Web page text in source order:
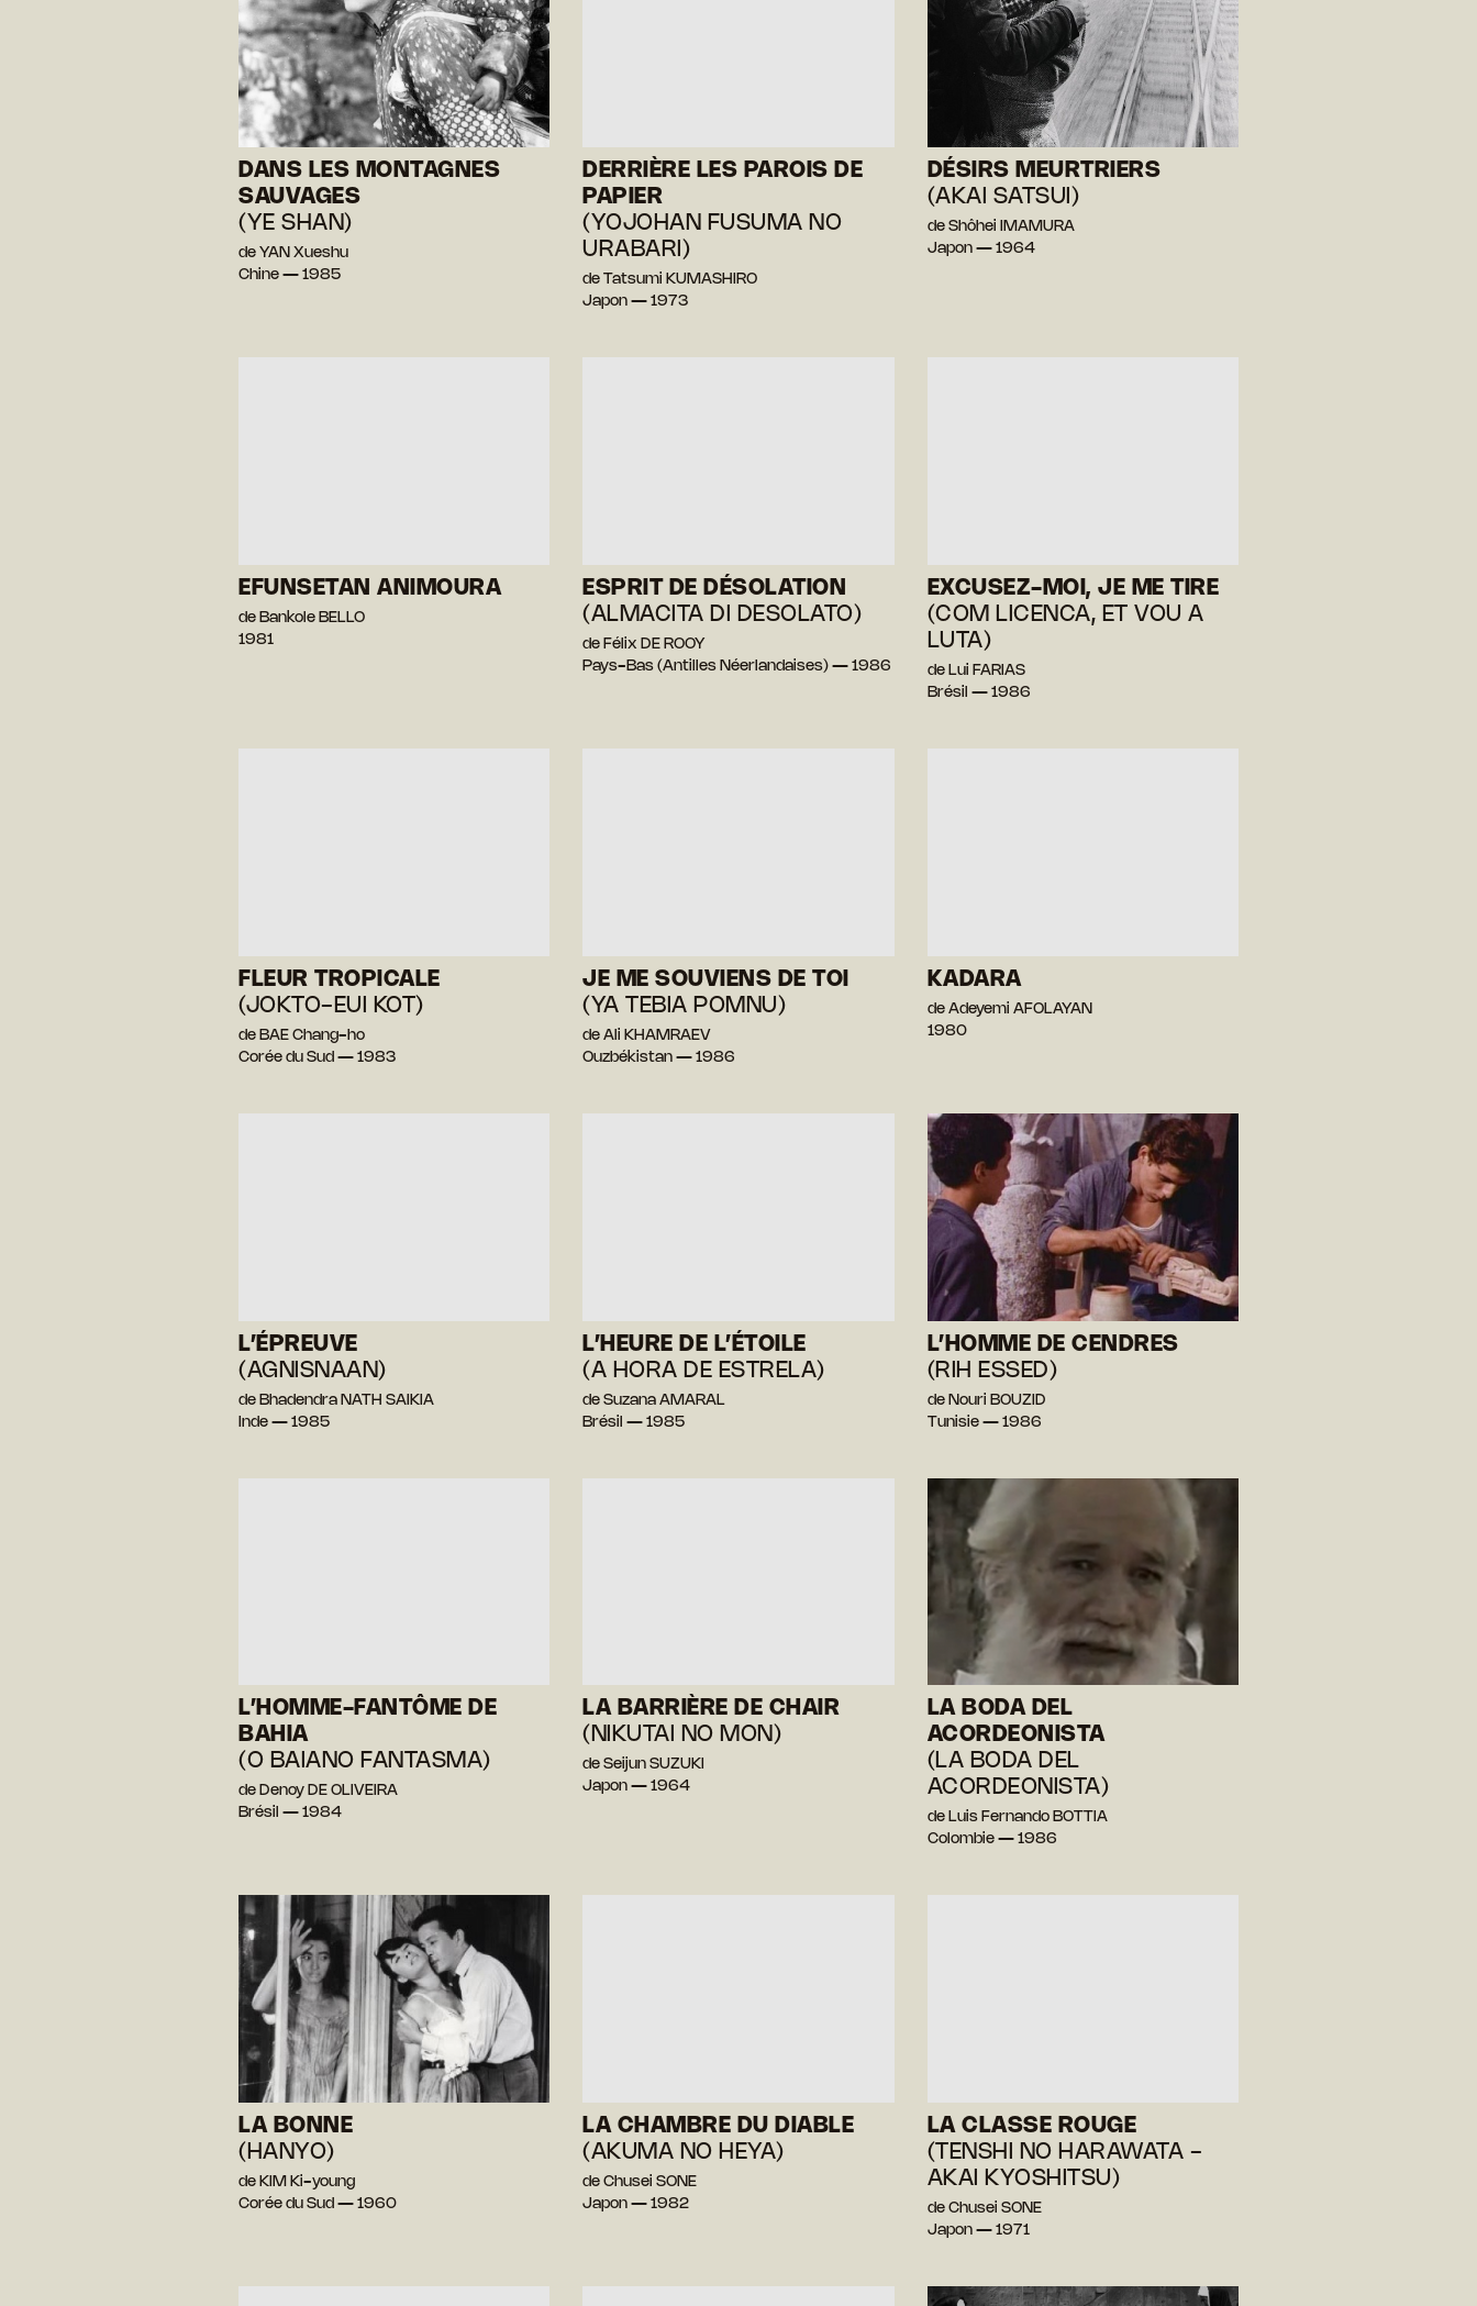
DANS LES MONTAGNES
SAUVAGES
(YE SHAN)
de YAN Xueshu
Chine — 1985
DERRIÈRE LES PAROIS DE
PAPIER
(YOJOHAN FUSUMA NO
URABARI)
de Tatsumi KUMASHIRO
Japon — 1973
DÉSIRS MEURTRIERS
(AKAI SATSUI)
de Shôhei IMAMURA
Japon — 1964
EFUNSETAN ANIMOURA
de Bankole BELLO
1981
ESPRIT DE DÉSOLATION
(ALMACITA DI DESOLATO)
de Félix DE ROOY
Pays-Bas (Antilles Néerlandaises) — 1986
EXCUSEZ-MOI, JE ME TIRE
(COM LICENCA, ET VOU A
LUTA)
de Lui FARIAS
Brésil — 1986
FLEUR TROPICALE
(JOKTO-EUI KOT)
de BAE Chang-ho
Corée du Sud — 1983
JE ME SOUVIENS DE TOI
(YA TEBIA POMNU)
de Ali KHAMRAEV
Ouzbékistan — 1986
KADARA
de Adeyemi AFOLAYAN
1980
L’ÉPREUVE
(AGNISNAAN)
de Bhadendra NATH SAIKIA
Inde — 1985
L’HEURE DE L’ÉTOILE
(A HORA DE ESTRELA)
de Suzana AMARAL
Brésil — 1985
L’HOMME DE CENDRES
(RIH ESSED)
de Nouri BOUZID
Tunisie — 1986
L’HOMME-FANTÔME DE
BAHIA
(O BAIANO FANTASMA)
de Denoy DE OLIVEIRA
Brésil — 1984
LA BARRIÈRE DE CHAIR
(NIKUTAI NO MON)
de Seijun SUZUKI
Japon — 1964
LA BODA DEL
ACORDEONISTA
(LA BODA DEL
ACORDEONISTA)
de Luis Fernando BOTTIA
Colombie — 1986
LA BONNE
(HANYO)
de KIM Ki-young
Corée du Sud — 1960
LA CHAMBRE DU DIABLE
(AKUMA NO HEYA)
de Chusei SONE
Japon — 1982
LA CLASSE ROUGE
(TENSHI NO HARAWATA -
AKAI KYOSHITSU)
de Chusei SONE
Japon — 1971